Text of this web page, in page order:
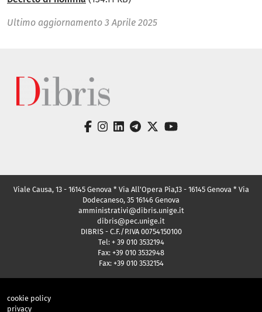
Ultimo aggiornamento 3 Aprile 2025
facebook
instagram
linkedin
telegram
twitteryoutube
Viale Causa, 13 - 16145 Genova * Via All'Opera Pia,13 - 16145 Genova * Via
Dodecaneso, 35 16146 Genova
amministrativi@dibris.unige.it
dibris@pec.unige.it
DIBRIS - C.F./P.IVA 00754150100
Tel: + 39 010 3532194
Fax: +39 010 3532948
Fax: +39 010 3532154
cookie policy
privacy